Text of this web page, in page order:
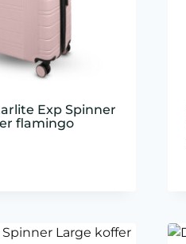
Exp Spinner
flamingo